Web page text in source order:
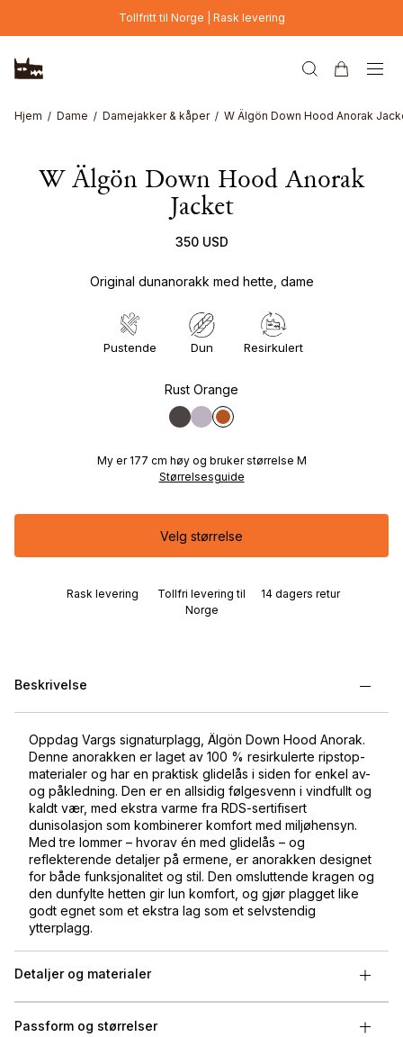
Hopp til hovedinnholdTollfritt til Norge | Rask levering
Hjem Dame Damejakker & kåper W Älgön Down Hood Anorak
W Älgön Down Hood Anorak
Jacket
350 USD
Original dunanorakk med hette, dame
Pustende Dun Resirkulert
Rust Orange
My er 177 cm høy og bruker størrelse M
Størrelsesguide
Velg størrelse
Rask levering
Tollfri levering til
Norge
14 dagers retur
Beskrivelse
Oppdag Vargs signaturplagg, Älgön Down Hood Anorak.
Denne anorakken er laget av 100 % resirkulerte ripstop-
materialer og har en praktisk glidelås i siden for enkel av-
og påkledning. Den er en allsidig følgesvenn i vindfullt og
kaldt vær, med ekstra varme fra RDS-sertifisert
dunisolasjon som kombinerer komfort med miljøhensyn.
Med tre lommer – hvorav én med glidelås – og
reflekterende detaljer på ermene, er anorakken designet
for både funksjonalitet og stil. Den omsluttende kragen og
den dunfylte hetten gir lun komfort, og gjør plagget like
godt egnet som et ekstra lag som et selvstendig
ytterplagg.
Detaljer og materialer
Passform og størrelser